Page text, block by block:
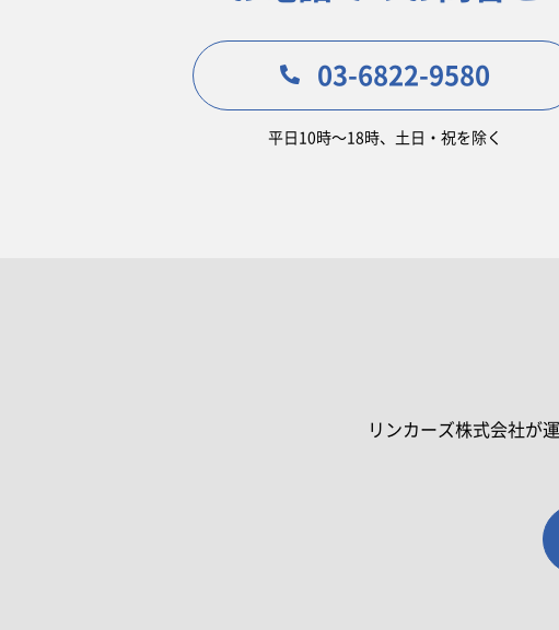
03-6822-9580
平日10時〜18時、土日・祝を除く
リンカーズ株式会社が